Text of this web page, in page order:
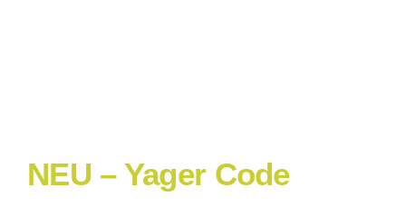
NEU – Yager Code